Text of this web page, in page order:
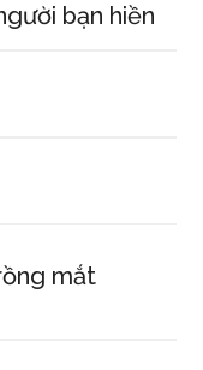
bạn hiền
mắt